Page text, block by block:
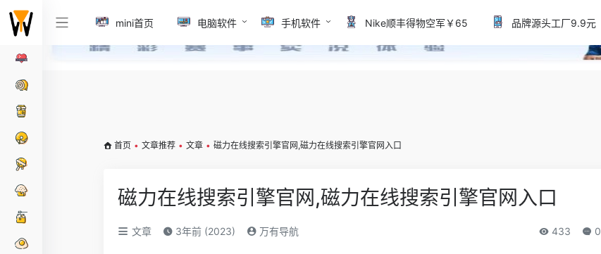
mini首页 电脑软件 手机软件 Nike顺丰得物空军￥65 品牌源头工厂9.9元
首页 • 文章推荐 • 文章 • 磁力在线搜索引擎官网,磁力在线搜索引擎官网入口
磁力在线搜索引擎官网,磁力在线搜索引擎官网入口
文章 3年前 (2023) 万有导航 433 0